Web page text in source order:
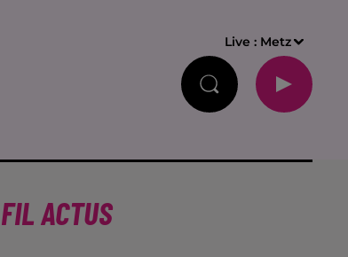
Live : Metz
FIL ACTUS